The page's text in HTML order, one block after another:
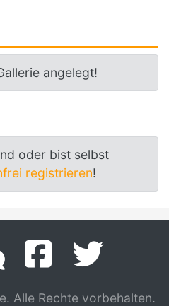
angelegt!
oder bist selbst
registrieren!
Alle Rechte vorbehalten.